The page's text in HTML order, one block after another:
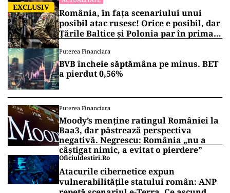
EXCLUSIV
România, în fața scenariului unui
posibil atac rusesc! Orice e posibil, dar
Țările Baltice și Polonia par în prima
Puterea Financiara
BVB încheie săptămâna pe minus. BET
a pierdut 0,56%
Puterea Financiara
Moody’s menține ratingul României la
Baa3, dar păstrează perspectiva
negativă. Negrescu: România „nu a
câștigat nimic, a evitat o pierdere”
Oficiuldestiri.ro
Atacurile cibernetice expun
vulnerabilitățile statului român: ANP